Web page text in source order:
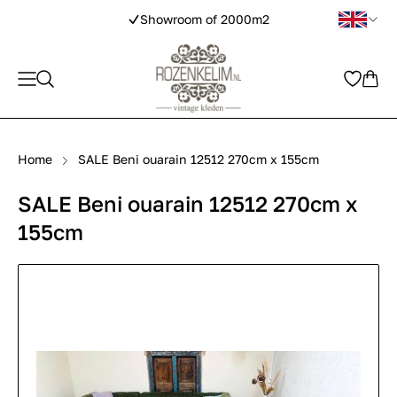
Showroom of 2000m2
Home SALE Beni ouarain 12512 270cm x 155cm
SALE Beni ouarain 12512 270cm x
155cm